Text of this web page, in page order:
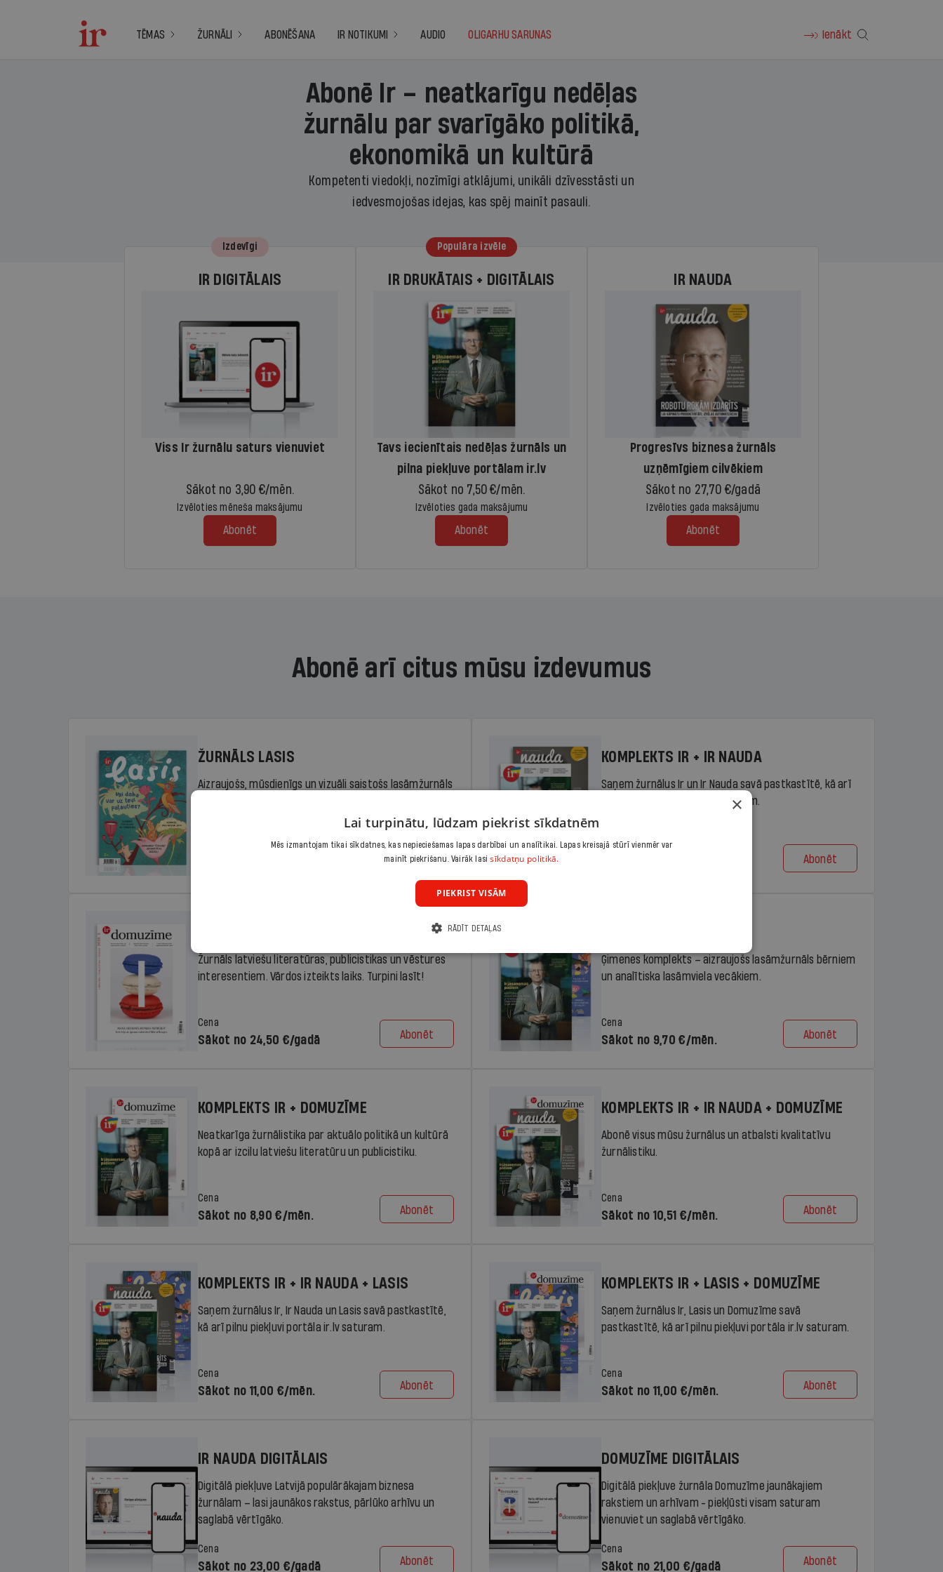
TĒMAS ŽURNĀLI ABONĒŠANA IR NOTIKUMI AUDIO OLIGARHU SARUNAS Ienākt
Abonē Ir – neatkarīgu nedēļas
žurnālu par svarīgāko politikā,
ekonomikā un kultūrā
Kompetenti viedokļi, nozīmīgi atklājumi, unikāli dzīvesstāsti un
iedvesmojošas idejas, kas spēj mainīt pasauli.
Izdevīgi
IR DIGITĀLAIS
Viss Ir žurnālu saturs vienuviet
Sākot no 3,90 €/mēn.
Izvēloties mēneša maksājumu
Abonēt
Populāra izvēle
IR DRUKĀTAIS + DIGITĀLAIS
Tavs iecienītais nedēļas žurnāls un
pilna piekļuve portālam ir.lv
Sākot no 7,50 €/mēn.
Izvēloties gada maksājumu
Abonēt
IR NAUDA
Progresīvs biznesa žurnāls
uzņēmīgiem cilvēkiem
Sākot no 27,70 €/gadā
Izvēloties gada maksājumu
Abonēt
Abonē arī citus mūsu izdevumus
ŽURNĀLS LASIS
Aizraujošs, mūsdienīgs un vizuāli saistošs lasāmžurnāls
Abonēt
KOMPLEKTS IR + IR NAUDA
Saņem žurnālus Ir un Ir Nauda savā pastkastītē, kā arī
pilnu piekļuvi portāla ir.lv saturam.
Cena
Abonēt
Žurnāls latviešu literatūras, publicistikas un vēstures
interesentiem. Vārdos izteikts laiks. Turpini lasīt!
Cena
Sākot no 24,50 €/gadā Abonēt
Ģimenes komplekts – aizraujošs lasāmžurnāls bērniem
un analītiska lasāmviela vecākiem.
Cena
Sākot no 9,70 €/mēn. Abonēt
KOMPLEKTS IR + DOMUZĪME
Neatkarīga žurnālistika par aktuālo politikā un kultūrā
kopā ar izcilu latviešu literatūru un publicistiku.
Cena
Sākot no 8,90 €/mēn. Abonēt
KOMPLEKTS IR + IR NAUDA + DOMUZĪME
Abonē visus mūsu žurnālus un atbalsti kvalitatīvu
žurnālistiku.
Cena
Sākot no 10,51 €/mēn. Abonēt
KOMPLEKTS IR + IR NAUDA + LASIS
Saņem žurnālus Ir, Ir Nauda un Lasis savā pastkastītē,
kā arī pilnu piekļuvi portāla ir.lv saturam.
Cena
Sākot no 11,00 €/mēn. Abonēt
KOMPLEKTS IR + LASIS + DOMUZĪME
Saņem žurnālus Ir, Lasis un Domuzīme savā
pastkastītē, kā arī pilnu piekļuvi portāla ir.lv saturam.
Cena
Sākot no 11,00 €/mēn. Abonēt
IR NAUDA DIGITĀLAIS
Digitālā piekļuve Latvijā populārākajam biznesa
žurnālam – lasi jaunākos rakstus, pārlūko arhīvu un
saglabā vērtīgāko.
Cena
Sākot no 23,00 €/gadā Abonēt
DOMUZĪME DIGITĀLAIS
Digitālā piekļuve žurnāla Domuzīme jaunākajiem
rakstiem un arhīvam - piekļūsti visam saturam
vienuviet un saglabā vērtīgāko.
Cena
Sākot no 21,00 €/gadā Abonēt
×
Lai turpinātu, lūdzam piekrist sīkdatnēm
Mēs izmantojam tikai sīkdatnes, kas nepieciešamas lapas darbībai un analītikai. Lapas kreisajā stūrī vienmēr var
mainīt piekrišanu. Vairāk lasisīkdatņu politikā.
PIEKRIST VISĀM
RĀDĪT DETAĻAS